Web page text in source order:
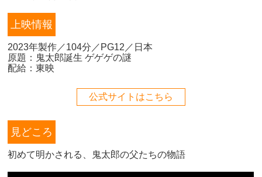
上映情報
2023年製作／104分／PG12／日本
原題：鬼太郎誕生 ゲゲゲの謎
配給：東映
公式サイトはこちら
見どころ
初めて明かされる、鬼太郎の父たちの物語